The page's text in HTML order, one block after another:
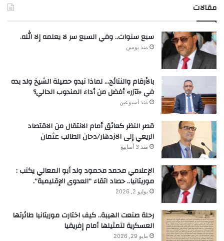
مقالات
سبع سنوات.. وفي السبع سر لا يعلمه إلا الله.
منذ يومين
بالأرقام والنتائج… لماذا تبدو حصيلة الشيخ ولد بده
في «تآزر» أفضل من أداء المندوب الحالي؟
منذ أسبوعين
قصر النظر كعائق أمام الانتقال من الاقتصاد
الريعي إلى الازدهار/دحان الطالب عثمان
منذ 3 أسابيع
الإعلامي محمد محمود ولد أبو المعالي يكتب :
موريتانيا.. حصاد اتقاء “العدوى الإقليمية”.
يوليو 2, 2026
رحلة صنعت الهيبة.. كيف اختارت موريتانيا طائرتها
العسكرية لتمثيلها أمام إفريقيا
مايو 29, 2026